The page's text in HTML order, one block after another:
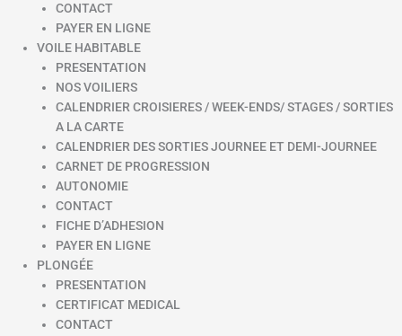
CONTACT
PAYER EN LIGNE
VOILE HABITABLE
PRESENTATION
NOS VOILIERS
CALENDRIER CROISIERES / WEEK-ENDS/ STAGES / SORTIES
A LA CARTE
CALENDRIER DES SORTIES JOURNEE ET DEMI-JOURNEE
CARNET DE PROGRESSION
AUTONOMIE
CONTACT
FICHE D’ADHESION
PAYER EN LIGNE
PLONGÉE
PRESENTATION
CERTIFICAT MEDICAL
CONTACT